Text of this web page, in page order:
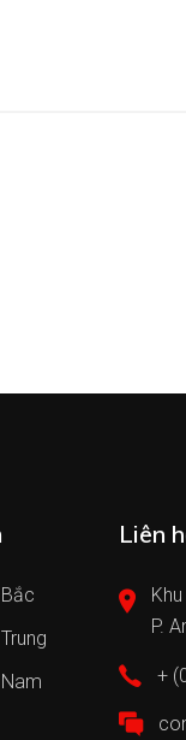
Liên
P.
+